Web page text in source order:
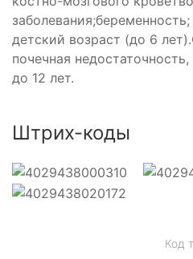
детский возраст (до 6
почечная
до 12 лет.
Штрих-коды
Код